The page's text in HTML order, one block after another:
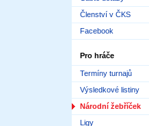
Členství v ČKS
Facebook
Pro hráče
Termíny turnajů
Výsledkové listiny
Národní žebříček
Ligy